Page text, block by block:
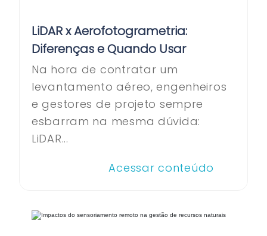
LiDAR x Aerofotogrametria:
Diferenças e Quando Usar
Na hora de contratar um
levantamento aéreo, engenheiros
e gestores de projeto sempre
esbarram na mesma dúvida:
LiDAR...
Acessar conteúdo